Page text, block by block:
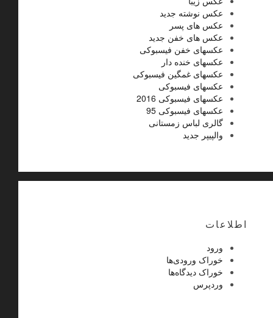
عکس نوشته جدید
عکس های پسر
عکس های خفن جدید
عکسهای خفن فیسبوکی
عکسهای خنده دار
عکسهای غمگین فیسبوکی
عکسهای فیسبوکی
عکسهای فیسبوکی 2016
عکسهای فیسبوکی 95
گالری لباس زمستانی
والپیپر جدید
اطلاعات
ورود
خوراک ورودی‌ها
خوراک دیدگاه‌ها
وردپرس